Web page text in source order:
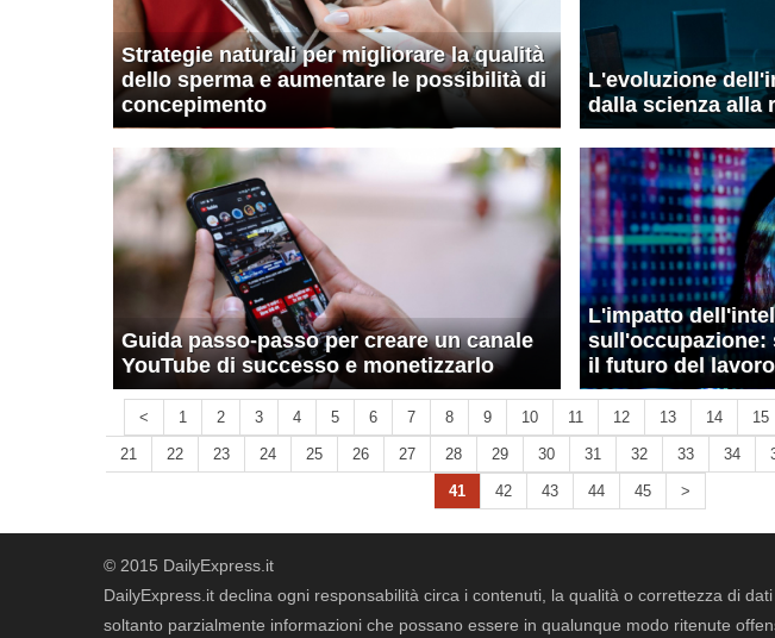
Strategie naturali per migliorare la qualità
dello sperma e aumentare le possibilità di
concepimento
L'evoluzione
dalla scienza alla
Guida passo-passo per creare un canale
YouTube di successo e monetizzarlo
L'impatto
sull'occupazione:
il futuro del lavoro
< 1 2 3 4 5 6 7 8 9 10 11 12 13 14 15
21 22 23 24 25 26 27 28 29 30 31 32 33 34
41 42 43 44 45 >
© 2015 DailyExpress.it
DailyExpress.it declina ogni responsabilità circa i contenuti, la qualità o correttezza di
soltanto parzialmente informazioni che possano essere in qualunque modo ritenute